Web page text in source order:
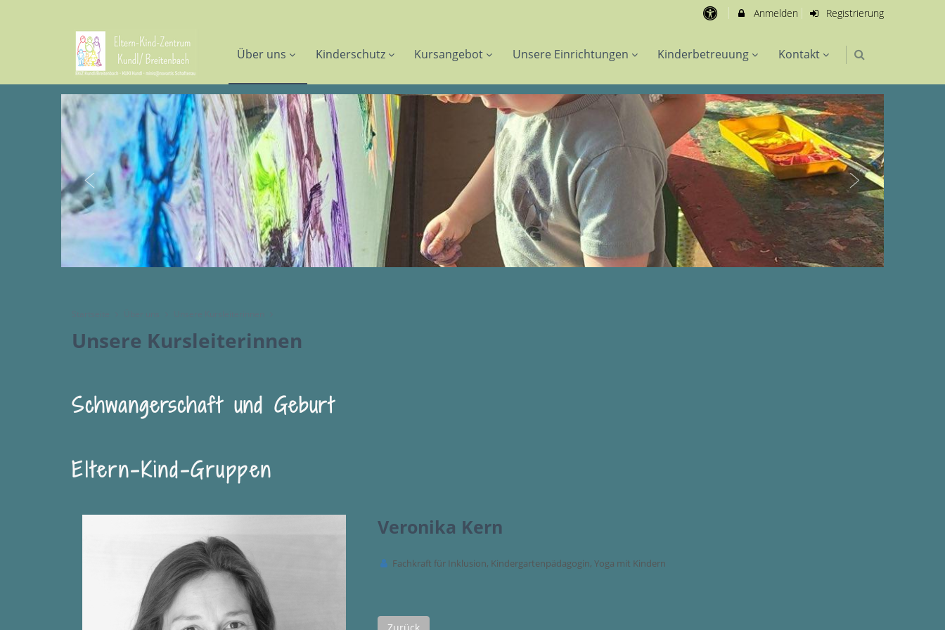
Anmelden Registrierung
Über uns Kinderschutz Kursangebot Unsere Einrichtungen Kinderbetreuung Kontakt
Unsere Kursleiterinnen
Schwangerschaft und Geburt
Eltern-Kind-Gruppen
Veronika Kern
Fachkraft für Inklusion, Kindergartenpädagogin, Yoga mit Kindern